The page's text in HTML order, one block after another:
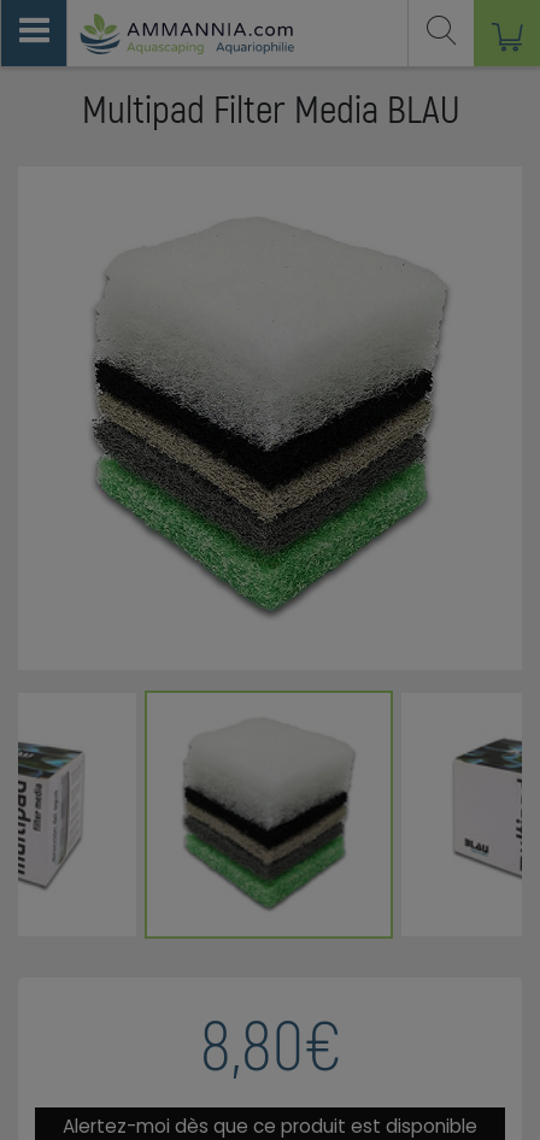
8,80€
Alertez-moi dès que ce produit est disponible
Multipad Filter Media BLAU